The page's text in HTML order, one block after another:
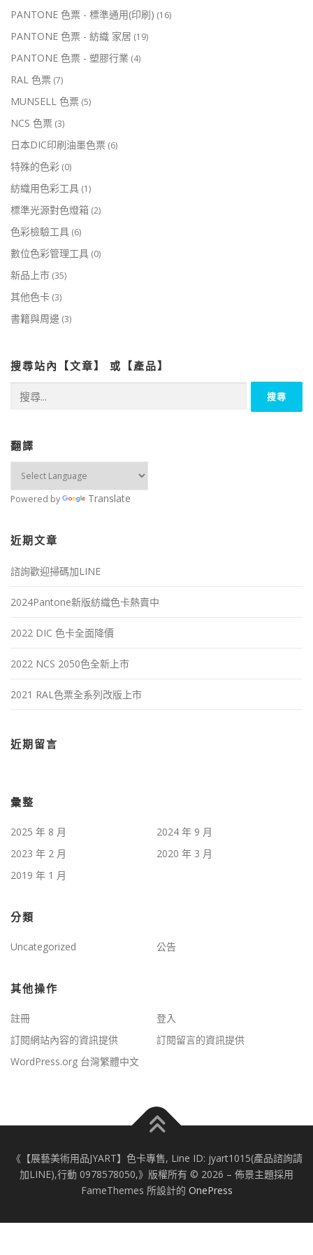
PANTONE 色票 - 標準通用(印刷) (16)
PANTONE 色票 - 紡織 家居 (19)
PANTONE 色票 - 塑膠行業 (4)
RAL 色票 (7)
MUNSELL 色票 (5)
NCS 色票 (3)
日本DIC印刷油墨色票 (6)
特殊的色彩 (0)
紡織用色彩工具 (1)
標準光源對色燈箱 (2)
色彩檢驗工具 (6)
數位色彩管理工具 (0)
新品上市 (35)
其他色卡 (3)
書籍與周邊 (3)
搜尋站內【文章】 或【產品】
字:
翻譯
Powered by Translate
近期文章
諮詢歡迎掃碼加LINE
2024Pantone新版紡織色卡熱賣中
2022 DIC 色卡全面降價
2022 NCS 2050色全新上市
2021 RAL色票全系列改版上市
近期留言
彙整
2025 年 8 月
2024 年 9 月
2023 年 2 月
2020 年 3 月
2019 年 1 月
分類
Uncategorized 公告
其他操作
註冊
登入
訂閱網站內容的資訊提供
訂閱留言的資訊提供
WordPress.org 台灣繁體中文
《【展藝美術用品JYART】色卡專售, Line ID: jyart1015(產品諮詢請
加LINE),行動 0978578050,》版權所有 © 2026 – 佈景主題採用
FameThemes 所設計的 OnePress